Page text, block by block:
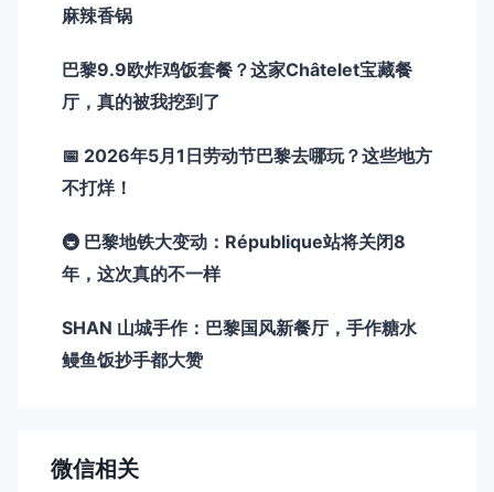
麻辣香锅
巴黎9.9欧炸鸡饭套餐？这家Châtelet宝藏餐
厅，真的被我挖到了
📅 2026年5月1日劳动节巴黎去哪玩？这些地方
不打烊！
🚇 巴黎地铁大变动：République站将关闭8
年，这次真的不一样
SHAN 山城手作：巴黎国风新餐厅，手作糖水
鳗鱼饭抄手都大赞
微信相关